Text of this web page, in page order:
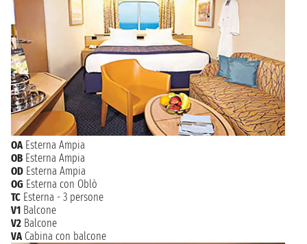
OA Esterna Ampia
OB Esterna Ampia
OD Esterna Ampia
OG Esterna con Oblò
TC Esterna - 3 persone
V1 Balcone
V2 Balcone
VA Cabina con balcone